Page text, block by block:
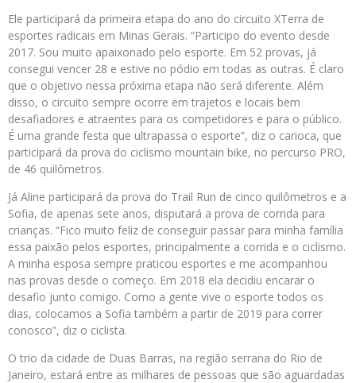
Ele participará da primeira etapa do ano do circuito XTerra de
esportes radicais em Minas Gerais. “Participo do evento desde
2017. Sou muito apaixonado pelo esporte. Em 52 provas, já
consegui vencer 28 e estive no pódio em todas as outras. É claro
que o objetivo nessa próxima etapa não será diferente. Além
disso, o circuito sempre ocorre em trajetos e locais bem
desafiadores e atraentes para os competidores e para o público.
É uma grande festa que ultrapassa o esporte”, diz o carioca, que
participará da prova do ciclismo mountain bike, no percurso PRO,
de 46 quilômetros.
Já Aline participará da prova do Trail Run de cinco quilômetros e a
Sofia, de apenas sete anos, disputará a prova de corrida para
crianças. “Fico muito feliz de conseguir passar para minha família
essa paixão pelos esportes, principalmente a corrida e o ciclismo.
A minha esposa sempre praticou esportes e me acompanhou
nas provas desde o começo. Em 2018 ela decidiu encarar o
desafio junto comigo. Como a gente vive o esporte todos os
dias, colocamos a Sofia também a partir de 2019 para correr
conosco”, diz o ciclista.
O trio da cidade de Duas Barras, na região serrana do Rio de
Janeiro, estará entre as milhares de pessoas que são aguardadas